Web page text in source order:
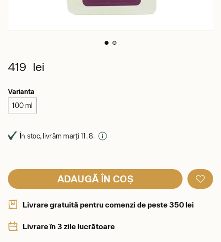
419 lei
Varianta
100 ml
În stoc, livrăm marți 11. 8.
ADAUGĂ ÎN COȘ
Livrare gratuită pentru comenzi de peste 350 lei
Livrare în 3 zile lucrătoare